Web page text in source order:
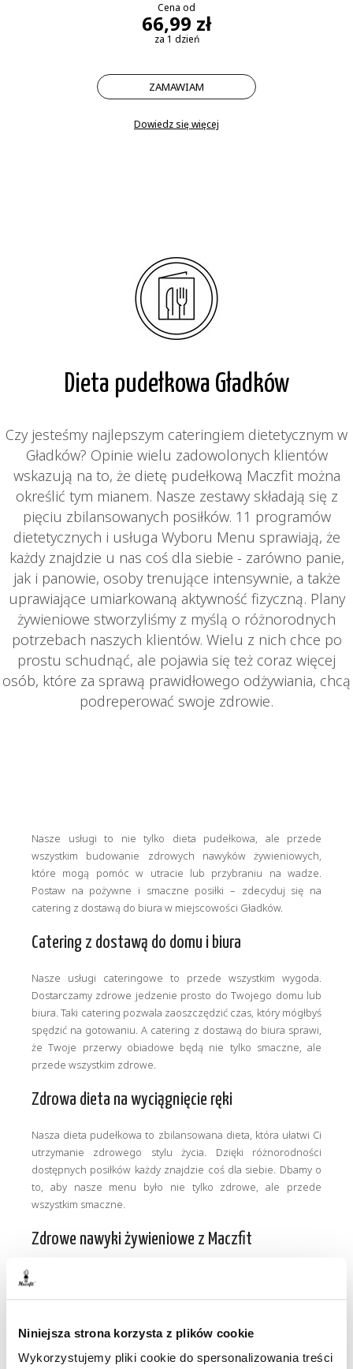
Niniejsza strona korzysta z plików cookie
Wykorzystujemy pliki cookie do spersonalizowania treści
Cena od
66,99 zł
za 1 dzień
ZAMAWIAM
Dowiedz się więcej
Dieta pudełkowa Gładków
Czy jesteśmy najlepszym cateringiem dietetycznym w
Gładków? Opinie wielu zadowolonych klientów
wskazują na to, że dietę pudełkową Maczfit można
określić tym mianem. Nasze zestawy składają się z
pięciu zbilansowanych posiłków. 11 programów
dietetycznych i usługa Wyboru Menu sprawiają, że
każdy znajdzie u nas coś dla siebie - zarówno panie,
jak i panowie, osoby trenujące intensywnie, a także
uprawiające umiarkowaną aktywność fizyczną. Plany
żywieniowe stworzyliśmy z myślą o różnorodnych
potrzebach naszych klientów. Wielu z nich chce po
prostu schudnąć, ale pojawia się też coraz więcej
osób, które za sprawą prawidłowego odżywiania, chcą
podreperować swoje zdrowie.
Nasze usługi to nie tylko dieta pudełkowa, ale przede
wszystkim budowanie zdrowych nawyków żywieniowych,
które mogą pomóc w utracie lub przybraniu na wadze.
Postaw na pożywne i smaczne posiłki – zdecyduj się na
catering z dostawą do biura w miejscowości Gładków.
Catering z dostawą do domu i biura
Nasze usługi cateringowe to przede wszystkim wygoda.
Dostarczamy zdrowe jedzenie prosto do Twojego domu lub
biura. Taki catering pozwala zaoszczędzić czas, który mógłbyś
spędzić na gotowaniu. A catering z dostawą do biura sprawi,
że Twoje przerwy obiadowe będą nie tylko smaczne, ale
przede wszystkim zdrowe.
Zdrowa dieta na wyciągnięcie ręki
Nasza dieta pudełkowa to zbilansowana dieta, która ułatwi Ci
utrzymanie zdrowego stylu życia. Dzięki różnorodności
dostępnych posiłków każdy znajdzie coś dla siebie. Dbamy o
to, aby nasze menu było nie tylko zdrowe, ale przede
wszystkim smaczne.
Zdrowe nawyki żywieniowe z Maczfit
Dlatego nasz catering jest tak zbilansowany, aby dostarczać Ci
wszystkich niezbędnych składników odżywczych. A przy tym
wszystkim, nasze posiłki są po prostu smaczne!